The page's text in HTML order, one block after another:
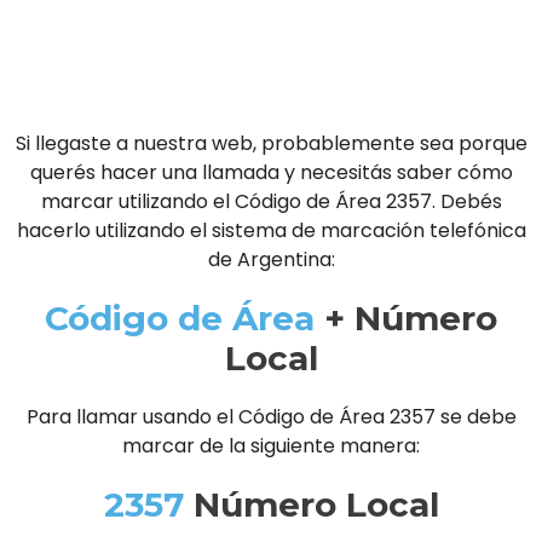
Si llegaste a nuestra web, probablemente sea porque
querés hacer una llamada y necesitás saber cómo
marcar utilizando el Código de Área 2357. Debés
hacerlo utilizando el sistema de marcación telefónica
de Argentina:
Código de Área + Número
Local
Para llamar usando el Código de Área 2357 se debe
marcar de la siguiente manera:
2357Número Local